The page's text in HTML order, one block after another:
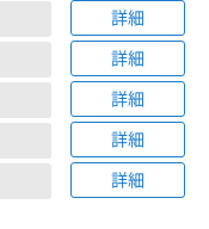
詳細
詳細
詳細
詳細
詳細